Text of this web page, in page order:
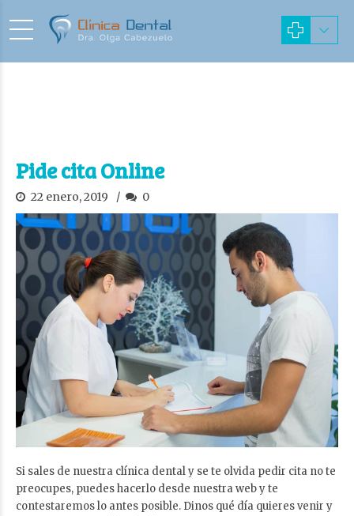
Pide cita Online
22 enero, 2019 0
Si sales de nuestra clínica dental y se te olvida pedir cita no te
preocupes, puedes hacerlo desde nuestra web y te
contestaremos lo antes posible. Dinos qué día quieres venir y